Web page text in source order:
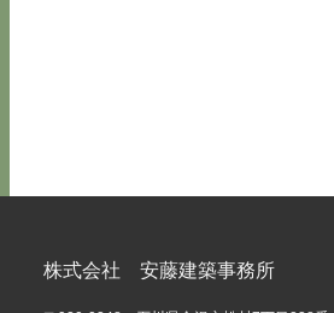
株式会社 安藤建築事務所